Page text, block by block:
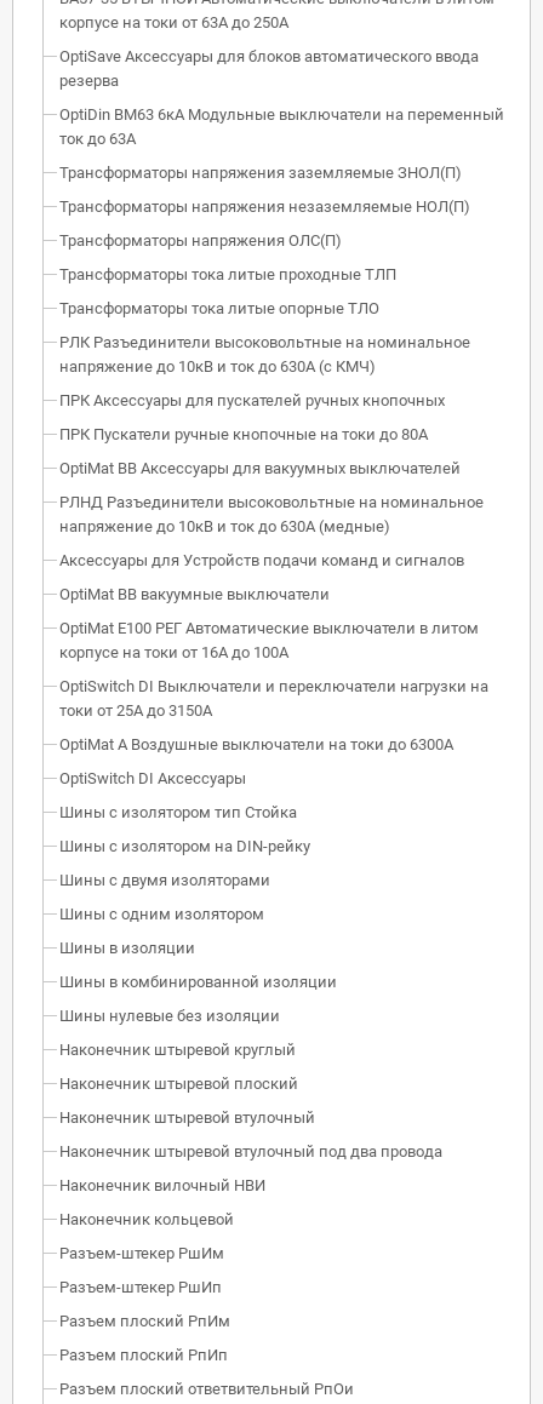
корпусе на токи от 63А до 250А
OptiSave Аксессуары для блоков автоматического ввода
резерва
OptiDin BM63 6кА Модульные выключатели на переменный
ток до 63А
Трансформаторы напряжения заземляемые ЗНОЛ(П)
Трансформаторы напряжения незаземляемые НОЛ(П)
Трансформаторы напряжения ОЛС(П)
Трансформаторы тока литые проходные ТЛП
Трансформаторы тока литые опорные ТЛО
РЛК Разъединители высоковольтные на номинальное
напряжение до 10кВ и ток до 630А (с КМЧ)
ПРК Аксессуары для пускателей ручных кнопочных
ПРК Пускатели ручные кнопочные на токи до 80А
OptiMat BB Аксессуары для вакуумных выключателей
РЛНД Разъединители высоковольтные на номинальное
напряжение до 10кВ и ток до 630А (медные)
Аксессуары для Устройств подачи команд и сигналов
OptiMat BB вакуумные выключатели
OptiMat E100 РЕГ Автоматические выключатели в литом
корпусе на токи от 16А до 100А
OptiSwitch DI Выключатели и переключатели нагрузки на
токи от 25А до 3150А
OptiMat A Воздушные выключатели на токи до 6300А
OptiSwitch DI Аксессуары
Шины с изолятором тип Стойка
Шины с изолятором на DIN-рейку
Шины с двумя изоляторами
Шины с одним изолятором
Шины в изоляции
Шины в комбинированной изоляции
Шины нулевые без изоляции
Наконечник штыревой круглый
Наконечник штыревой плоский
Наконечник штыревой втулочный
Наконечник штыревой втулочный под два провода
Наконечник вилочный НВИ
Наконечник кольцевой
Разъем-штекер РшИм
Разъем-штекер РшИп
Разъем плоский РпИм
Разъем плоский РпИп
Разъем плоский ответвительный РпОи